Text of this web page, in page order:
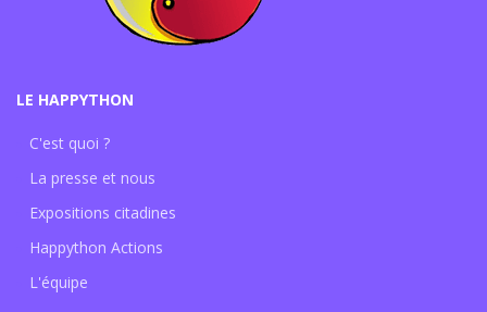
LE HAPPYTHON
C'est quoi ?
La presse et nous
Expositions citadines
Happython Actions
L'équipe